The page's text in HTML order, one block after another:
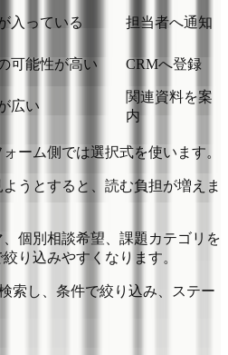
入っている 担当者へ通知
可能性が高い CRMへ登録
広い
関連資料を案
内
ーム側では選択式を使います。
うとすると、読む負担が増えま
個別相談希望、課題カテゴリを
り込みやすくなります。
索し、条件で絞り込み、ステー